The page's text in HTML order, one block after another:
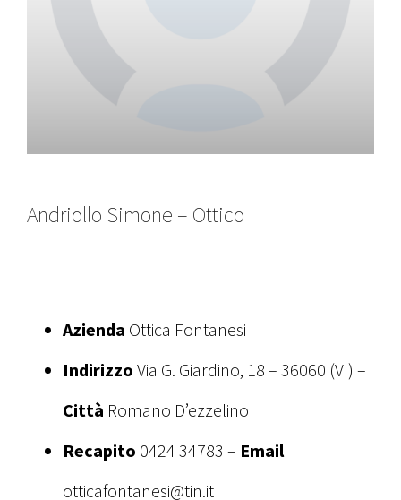
Andriollo Simone – Ottico
Azienda Ottica Fontanesi
Indirizzo Via G. Giardino, 18 – 36060 (VI) –
Città Romano D’ezzelino
Recapito 0424 34783 – Email
otticafontanesi@tin.it